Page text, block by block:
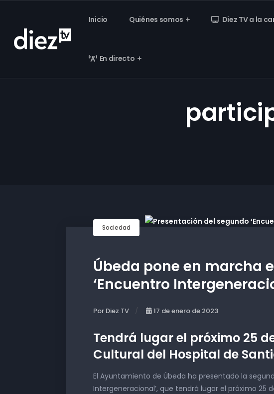
Inicio Quiénes somos Diez TV a la
En directo
Sociedad
Úbeda pone en marcha
‘Encuentro
Por Diez TV 17 de enero de 2023
Tendrá lugar el próximo 25
Cultural del Hospital de
El Ayuntamiento de Úbeda ha presentado la
Intergeneracional’, que tendrá lugar el próximo 25